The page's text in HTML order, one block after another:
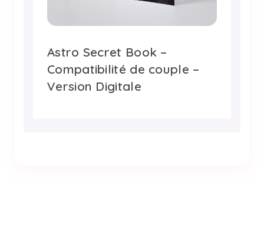
Astro Secret Book –
Compatibilité de couple –
Version Digitale